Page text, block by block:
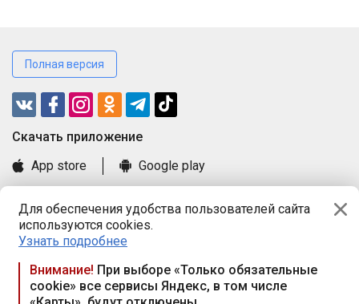
Для обеспечения удобства пользователей сайта
используются cookies.
Узнать подробнее
Внимание! При выборе «Только обязательные
cookie» все сервисы Яндекс, в том числе
Полная версия
Cкачать приложение
App store
Google play
Книга замечаний и предложений
Правила и документы
Praca.by © 2000—2026, ООО «ПРАЦА БАЙ»
Республика Беларусь, 220114, г. Минск, пр-т Независимости
117а, пом. № 9.